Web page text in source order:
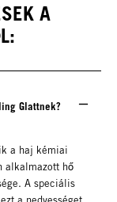
A
Glattnek?
a haj kémiai
alkalmazott hő
A speciális